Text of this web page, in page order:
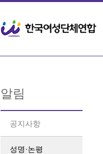
알림
공지사항
성명·논평